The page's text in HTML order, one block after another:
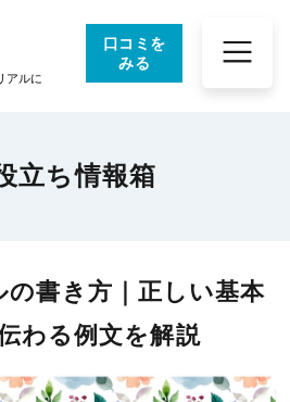
アルに
口コミを
みる
立ち情報箱
の書き方｜正しい基本
わる例文を解説